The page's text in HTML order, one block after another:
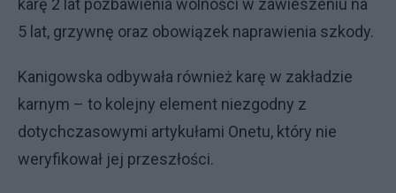
karę 2 lat pozbawienia wolności w zawieszeniu na
5 lat, grzywnę oraz obowiązek naprawienia szkody.
Kanigowska odbywała również karę w zakładzie
karnym – to kolejny element niezgodny z
dotychczasowymi artykułami Onetu, który nie
weryfikował jej przeszłości.